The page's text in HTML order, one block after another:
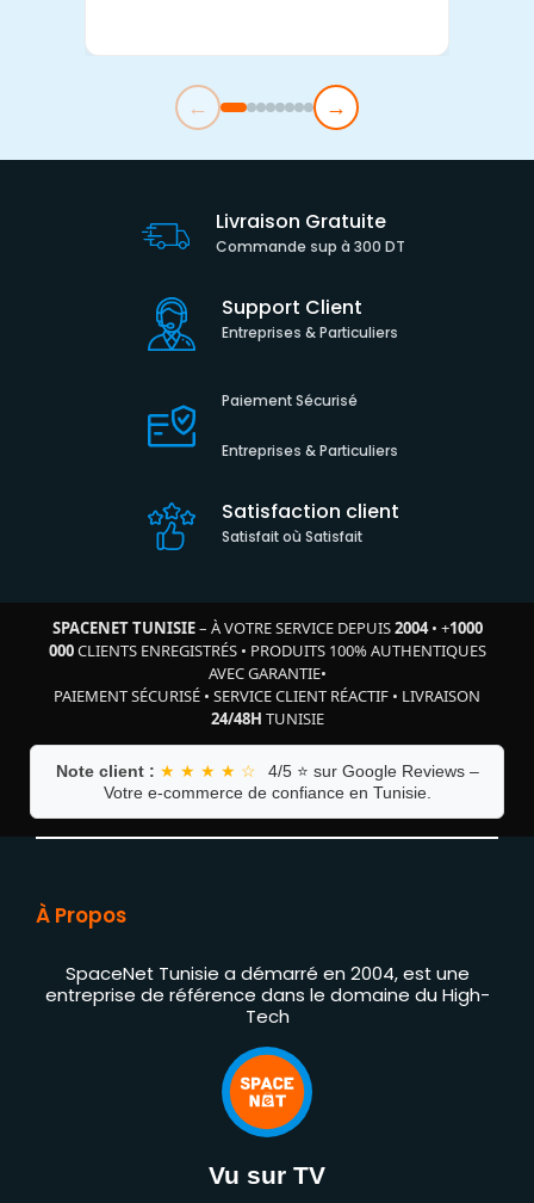
← →
Livraison Gratuite
Commande sup à 300 DT
Support Client
Entreprises & Particuliers
Paiement Sécurisé
Entreprises & Particuliers
Satisfaction client
Satisfait où Satisfait
SPACENET TUNISIE– À VOTRE SERVICE DEPUIS2004• +1000
000CLIENTS ENREGISTRÉS• PRODUITS 100% AUTHENTIQUES
AVEC GARANTIE•
PAIEMENT SÉCURISÉ • SERVICE CLIENT RÉACTIF • LIVRAISON
24/48H TUNISIE
Note client : ★ ★ ★ ★ ☆
4/5 ⭐ sur Google Reviews –
Votre e-commerce de confiance en Tunisie.
À Propos
SpaceNet Tunisie a démarré en 2004, est une
entreprise de référence dans le domaine du High-
Tech
Vu sur TV